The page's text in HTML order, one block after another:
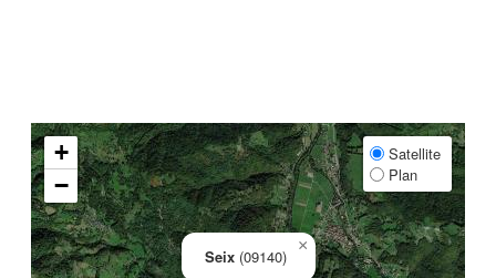
Seix (09140)
×
+
−
Satellite
Plan